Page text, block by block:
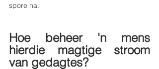
spore na.
Hoe beheer 'n mens
hierdie magtige stroom
van gedagtes?